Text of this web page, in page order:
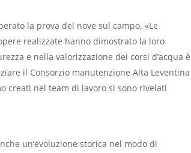
la prova del nove sul campo. «Le
realizzate hanno dimostrato la loro
e nella valorizzazione dei corsi d’acqua è
il Consorzio manutenzione Alta Leventina
creati nel team di lavoro si sono rivelati
un’evoluzione storica nel modo di